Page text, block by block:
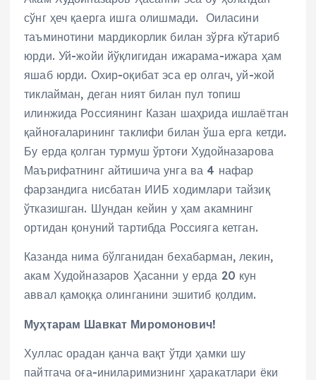
сўнг ҳеч қаерга ишга олишмади. Оиласини
таъминотини мардикорлик билан зўрға кўтариб
юрди. Уй-жойи йўқлигидан ижарама-ижара ҳам
яшаб юрди. Охир-оқибат эса ер олгач, уй-жой
тиклайман, деган ният билан пул топиш
илинжида Россиянинг Казан шаҳрида ишлаётган
қайноғаларининг таклифи билан ўша ерга кетди.
Бу ерда қолган турмуш ўртоғи Худойназарова
Маърифатнинг айтишича унга ва 4 нафар
фарзандига нисбатан ИИБ ходимлари тайзиқ
ўтказишган. Шундан кейин у ҳам акамнинг
ортидан қонуний тартибда Россияга кетган.
Казанда нима бўлганидан бехабарман, лекин,
акам Худойназаров Ҳасанни у ерда 20 кун
аввал қамоққа олинганини эшитиб қолдим.
Муҳтарам Шавкат Миромонович!
Хуллас орадан қанча вақт ўтди ҳамки шу
пайтгача оға-иниларимизнинг ҳаракатлари ёки